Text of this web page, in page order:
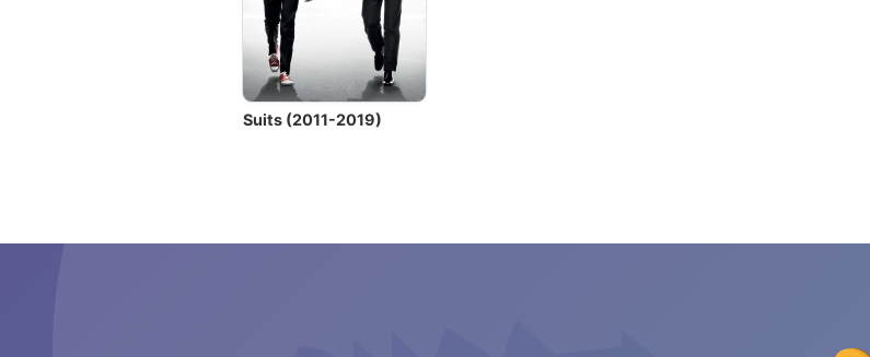
Suits (2011-2019)